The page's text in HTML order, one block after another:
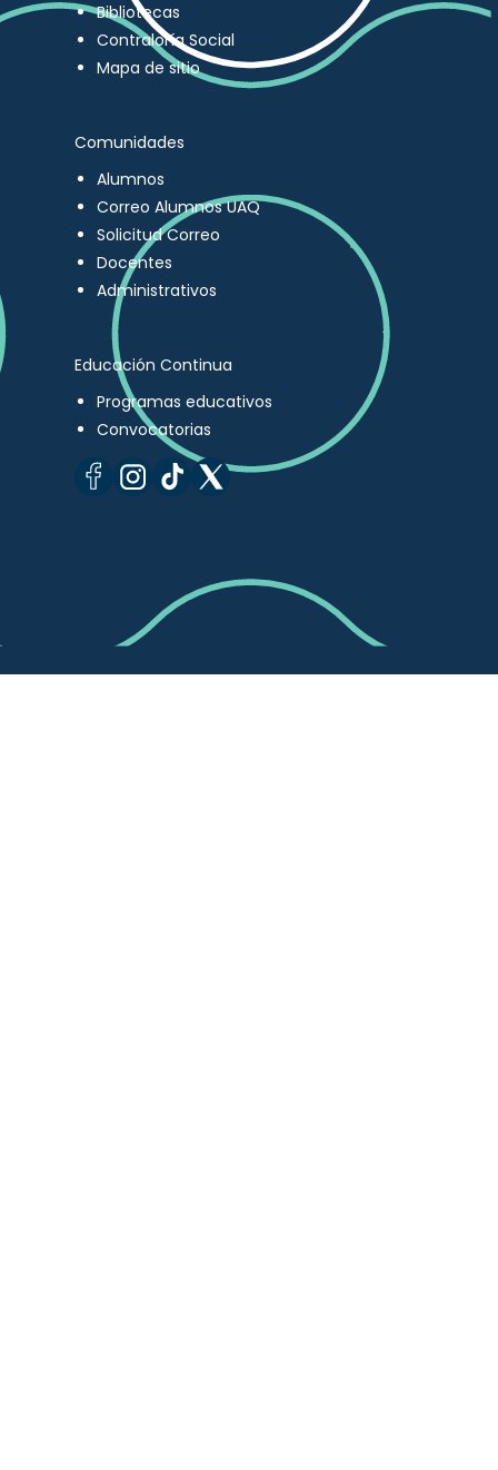
Bibliotecas
Contraloría Social
Mapa de sitio
Comunidades
Alumnos
Correo Alumnos UAQ
Solicitud Correo
Docentes
Administrativos
Educación Continua
Programas educativos
Convocatorias